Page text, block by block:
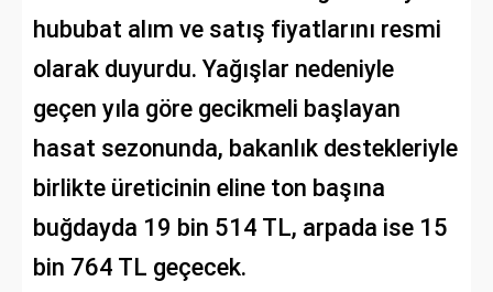
hububat alım ve satış fiyatlarını resmi
olarak duyurdu. Yağışlar nedeniyle
geçen yıla göre gecikmeli başlayan
hasat sezonunda, bakanlık destekleriyle
birlikte üreticinin eline ton başına
buğdayda 19 bin 514 TL, arpada ise 15
bin 764 TL geçecek.